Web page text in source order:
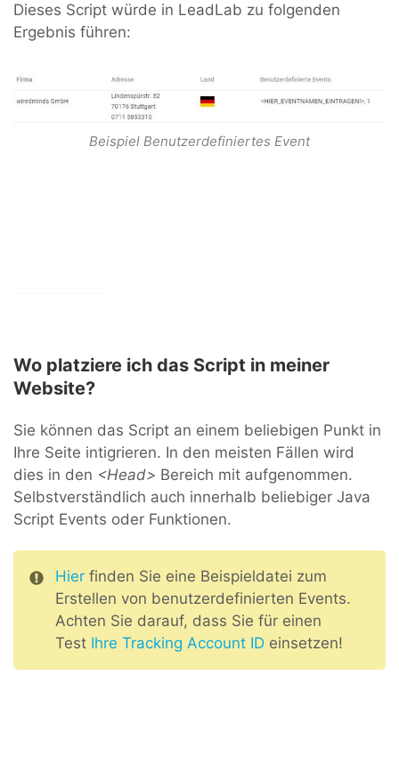
Dieses Script würde in LeadLab zu folgenden
Ergebnis führen:
Beispiel Benutzerdefiniertes Event
Wo platziere ich das Script in meiner
Website?
Sie können das Script an einem beliebigen Punkt in
Ihre Seite intigrieren. In den meisten Fällen wird
dies in den <Head> Bereich mit aufgenommen.
Selbstverständlich auch innerhalb beliebiger Java
Script Events oder Funktionen.
Hier finden Sie eine Beispieldatei zum
Erstellen von benutzerdefinierten Events.
Achten Sie darauf, dass Sie für einen
Test Ihre Tracking Account IDeinsetzen!